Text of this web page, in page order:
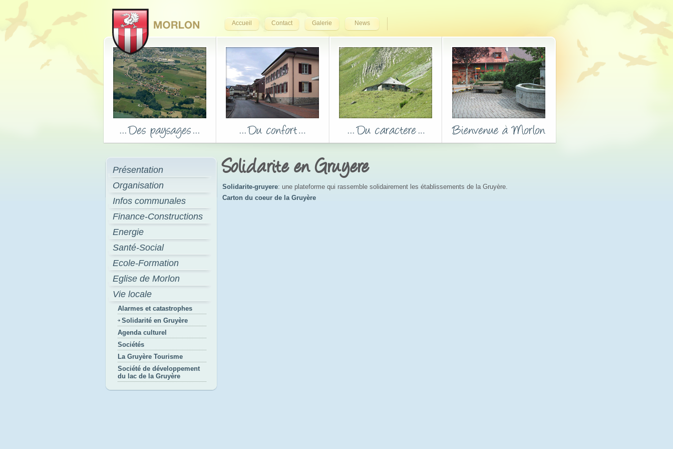
Accueil Contact Galerie News
Présentation
Organisation
Infos communales
Finance-Constructions
Energie
Santé-Social
Ecole-Formation
Eglise de Morlon
Vie locale
Alarmes et catastrophes
Solidarité en Gruyère
Agenda culturel
Sociétés
La Gruyère Tourisme
Société de développement
du lac de la Gruyère
Solidarite en Gruyere
Solidarite-gruyere: une plateforme qui rassemble solidairement les établissements de la Gruyère.
Carton du coeur de la Gruyère